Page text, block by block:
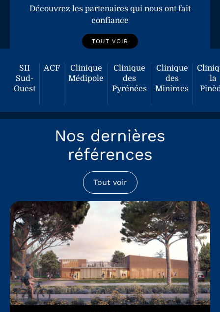
Découvrez les partenaires qui nous ont fait
confiance
TOUT VOIR
SII
Sud-
Ouest
ACF
Clinique
Médipole
Clinique
des
Pyrénées
Clinique
des
Minimes
la
Nos dernières
références
Tout voir